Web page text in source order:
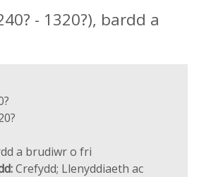
- 1320?), bardd a
a brudiwr o fri
Crefydd; Llenyddiaeth ac